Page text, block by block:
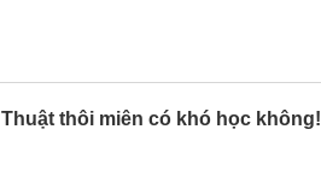
Thuật thôi miên có khó học không!